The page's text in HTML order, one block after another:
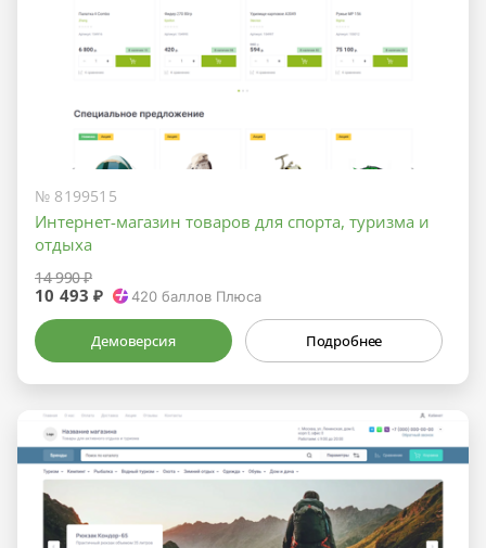
№ 8199515
Интернет-магазин товаров для спорта, туризма и
отдыха
14 990 ₽
10 493 ₽ 420баллов Плюса
Демоверсия Подробнее